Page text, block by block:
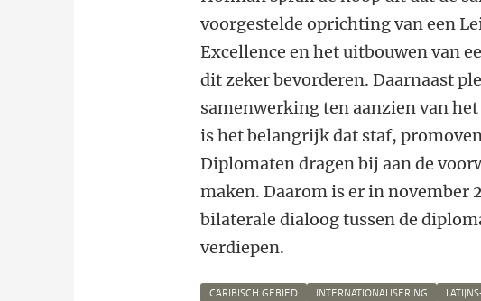
voorgestelde oprichting van een
Excellence en het uitbouwen van
dit zeker bevorderen. Daarnaast
samenwerking ten aanzien van
is het belangrijk dat staf,
Diplomaten dragen bij aan de
maken. Daarom is er in november
bilaterale dialoog tussen de
verdiepen.
CARIBISCH GEBIED INTERNATIONALISERING